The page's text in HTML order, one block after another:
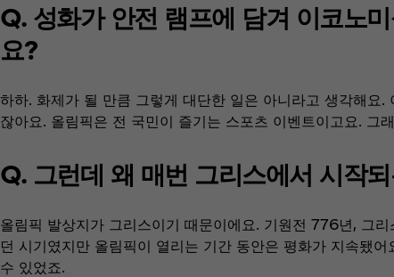
Q. 성화가 안전 램프에 담겨 이코노
요?
하하. 화제가 될 만큼 그렇게 대단한 일은 아니라고 생각해
잖아요. 올림픽은 전 국민이 즐기는 스포츠 이벤트이고요. 그
Q. 그런데 왜 매번 그리스에서 시작
올림픽 발상지가 그리스이기 때문이에요. 기원전 776년, 그
던 시기였지만 올림픽이 열리는 기간 동안은 평화가 지속됐
수 있었죠.